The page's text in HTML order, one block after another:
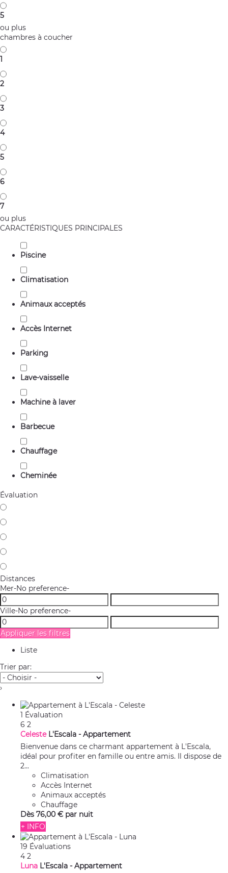
5
ou plus
chambres à coucher
1
2
3
4
5
6
7
ou plus
CARACTÉRISTIQUES PRINCIPALES
Piscine
Climatisation
Animaux acceptés
Accès Internet
Parking
Lave-vaisselle
Machine à laver
Barbecue
Chauffage
Cheminée
Évaluation
Distances
Mer-No preference-
Ville-No preference-
Appliquer les filtres
Liste
Trier par:
›
1 Évaluation
6 2
Celeste L'Escala - Appartement
Bienvenue dans ce charmant appartement à L'Escala,
idéal pour profiter en famille ou entre amis. Il dispose de
2...
Climatisation
Accès Internet
Animaux acceptés
Chauffage
Dès 76,00 € par nuit
+ INFO
19 Évaluations
4 2
Luna L'Escala - Appartement